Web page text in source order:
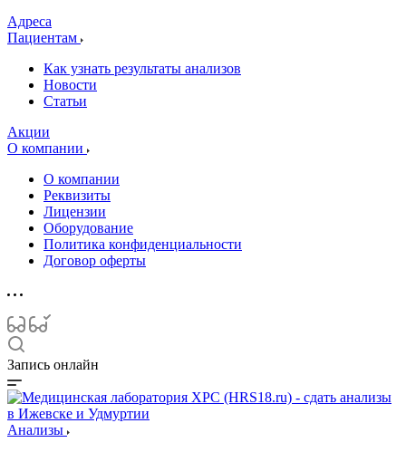
Адреса
Пациентам
Как узнать результаты анализов
Новости
Статьи
Акции
О компании
О компании
Реквизиты
Лицензии
Оборудование
Политика конфиденциальности
Договор оферты
Запись онлайн
Анализы